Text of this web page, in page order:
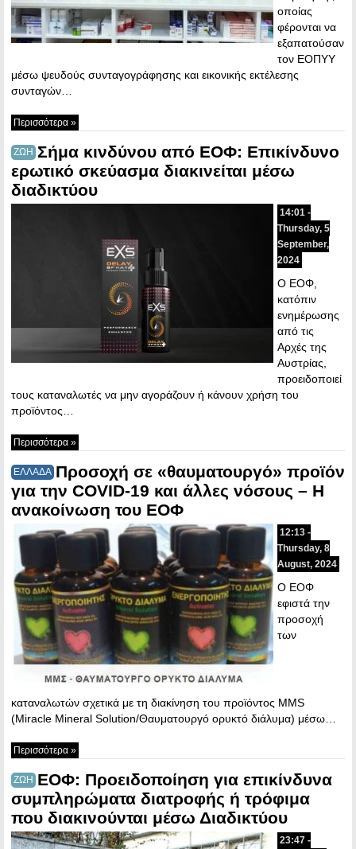
οποίας
φέρονται να
εξαπατούσαν
τον ΕΟΠΥΥ
μέσω ψευδούς συνταγογράφησης και εικονικής εκτέλεσης
συνταγών…
Περισσότερα »
ΖΩΗ Σήμα κινδύνου από ΕΟΦ: Επικίνδυνο
ερωτικό σκεύασμα διακινείται μέσω
διαδικτύου
14:01 -
Thursday, 5
September,
2024
Ο ΕΟΦ,
κατόπιν
ενημέρωσης
από τις
Αρχές της
Αυστρίας,
προειδοποιεί
τους καταναλωτές να μην αγοράζουν ή κάνουν χρήση του
προϊόντος…
Περισσότερα »
ΕΛΛΑΔΑ Προσοχή σε «θαυματουργό» προϊόν
για την COVID-19 και άλλες νόσους – Η
ανακοίνωση του ΕΟΦ
12:13 -
Thursday, 8
August, 2024
Ο ΕΟΦ
εφιστά την
προσοχή
των
καταναλωτών σχετικά με τη διακίνηση του προϊόντος MMS
(Miracle Mineral Solution/Θαυματουργό ορυκτό διάλυμα) μέσω…
Περισσότερα »
ΖΩΗ ΕΟΦ: Προειδοποίηση για επικίνδυνα
συμπληρώματα διατροφής ή τρόφιμα
που διακινούνται μέσω Διαδικτύου
23:47 -